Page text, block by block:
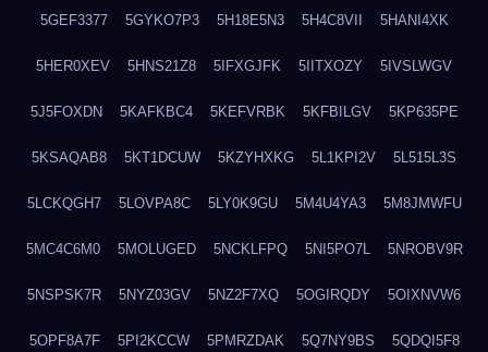
5GEF3377 5GYKO7P3 5H18E5N3 5H4C8VII 5HANI4XK
5HER0XEV 5HNS21Z8 5IFXGJFK 5IITXOZY 5IVSLWGV
5J5FOXDN 5KAFKBC4 5KEFVRBK 5KFBILGV 5KP635PE
5KSAQAB8 5KT1DCUW 5KZYHXKG 5L1KPI2V 5L515L3S
5LCKQGH7 5LOVPA8C 5LY0K9GU 5M4U4YA3 5M8JMWFU
5MC4C6M0 5MOLUGED 5NCKLFPQ 5NI5PO7L 5NROBV9R
5NSPSK7R 5NYZ03GV 5NZ2F7XQ 5OGIRQDY 5OIXNVW6
5OPF8A7F 5PI2KCCW 5PMRZDAK 5Q7NY9BS 5QDQI5F8